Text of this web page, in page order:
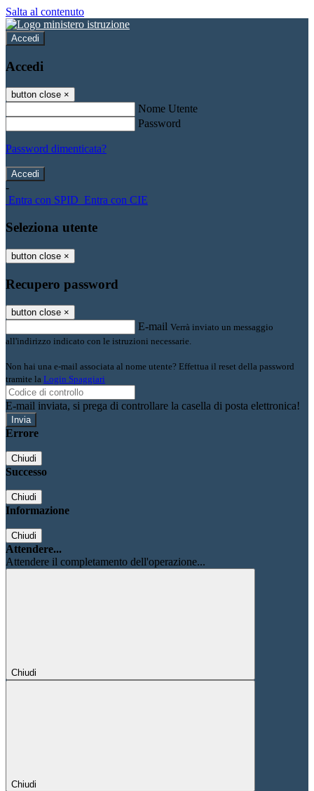
Salta al contenuto
Accedi
Accedi
button close ×
Nome Utente
Password
Password dimenticata?
-
Entra con SPID Entra con CIE
Seleziona utente
button close ×
Recupero password
button close ×
E-mail Verrà inviato un messaggio
all'indirizzo indicato con le istruzioni necessarie.
Non hai una e-mail associata al nome utente? Effettua il reset della password
tramite la Login Spaggiari
E-mail inviata, si prega di controllare la casella di posta elettronica!
Errore
Chiudi
Successo
Chiudi
Informazione
Chiudi
Attendere...
Attendere il completamento dell'operazione...
Chiudi
Chiudi